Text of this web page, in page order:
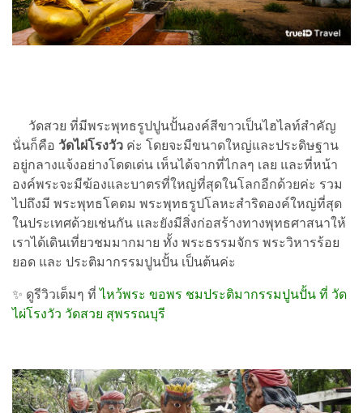
วัดสวย ที่มีพระพุทธรูปปูนปั้นองค์สีขาวเป็นไฮไลท์สำคัญ
นั่นก็คือ วัดไผ่โรงวัว ค่ะ โดยจะมีขนาดใหญ่และประดิษฐาน
อยู่กลางแจ้งอย่างโดดเด่น เห็นได้จากที่ไกลๆ เลย และที่หน้า
องค์พระจะมีฆ้องและบาตรที่ใหญ่ที่สุดในโลกอีกด้วยค่ะ รวม
ไปถึงมี พระพุทธโคดม พระพุทธรูปโลหะสำริดองค์ใหญ่ที่สุด
ในประเทศด้วยเช่นกัน และยังมีสิ่งก่อสร้างทางพุทธศาสนาให้
เราได้เดินเที่ยวชมมากมาย ทั้ง พระธรรมจักร พระวิหารร้อย
ยอด และ ประติมากรรมปูนปั้น เป็นต้นค่ะ
✨ ดูรีวิวเต็มๆ ที่ไหว้พระ ขอพร ชมประติมากรรมปูนปั้น ที่ วัด
ไผ่โรงวัว วัดสวย สุพรรณบุรี